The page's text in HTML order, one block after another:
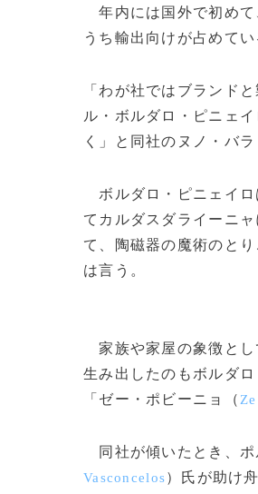
年内には国外で初めて
うち輸出向けが占めて
「わが社ではブランド
ル・ボルダロ・ピニェイ
く」と同社のヌノ・バ
ボルダロ・ピニェイロ
てカルダスダライーニ
て、陶磁器の魔術のと
は言う。
家族や家屋の象徴とし
生み出したのもボルダ
「ゼー・ポビーニョ（
同社が傾いたとき、ポ
Vasconcelos）氏が助け